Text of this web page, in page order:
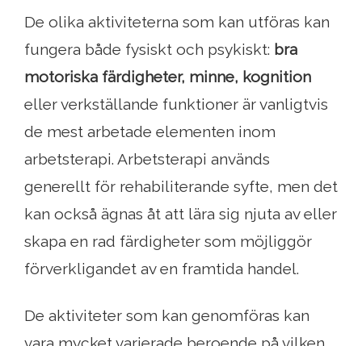
De olika aktiviteterna som kan utföras kan
fungera både fysiskt och psykiskt: bra
motoriska färdigheter, minne, kognition
eller verkställande funktioner är vanligtvis
de mest arbetade elementen inom
arbetsterapi. Arbetsterapi används
generellt för rehabiliterande syfte, men det
kan också ägnas åt att lära sig njuta av eller
skapa en rad färdigheter som möjliggör
förverkligandet av en framtida handel.
De aktiviteter som kan genomföras kan